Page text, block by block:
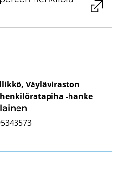
Väyläviraston
-hanke